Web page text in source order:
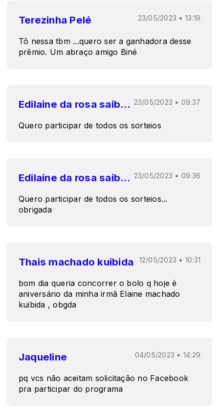
Terezinha Pelé 23/05/2023 • 13:19
Tô nessa tbm ...quero ser a ganhadora desse
prêmio. Um abraço amigo Biné
Edilaine da rosa saibert 23/05/2023 • 09:37
Quero participar de todos os sorteios
Edilaine da rosa saibert 23/05/2023 • 09:36
Quero participar de todos os sorteios...
obrigada
Thais machado kuibida 12/05/2023 • 10:31
bom dia queria concorrer o bolo q hoje é
aniversário da minha irmã Elaine machado
kuibida , obgda
Jaqueline 04/05/2023 • 14:29
pq vcs não aceitam solicitação no Facebook
pra participar do programa